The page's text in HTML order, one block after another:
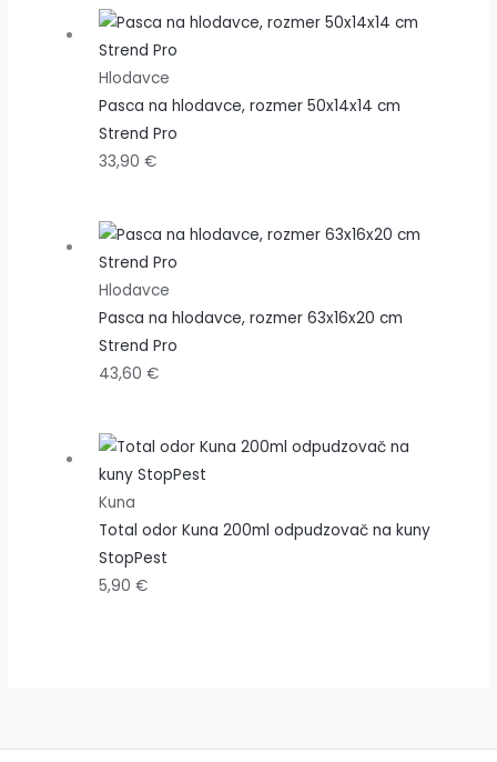
Hlodavce
Pasca na hlodavce, rozmer 50x14x14 cm
Strend Pro
33,90€
Hlodavce
Pasca na hlodavce, rozmer 63x16x20 cm
Strend Pro
43,60€
Kuna
Total odor Kuna 200ml odpudzovač na kuny
StopPest
5,90€